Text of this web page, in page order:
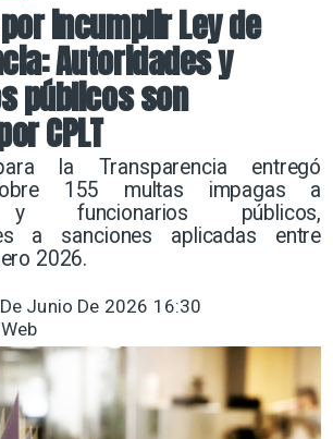
incumplir Ley de
Autoridades y
públicos son
CPLT
la Transparencia entregó
155 multas impagas a
y funcionarios públicos,
a sanciones aplicadas entre
2026.
Junio De 2026 16:30